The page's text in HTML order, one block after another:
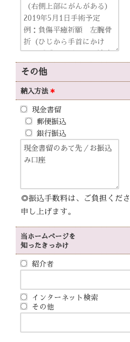
その他
納入方法 ＊
現金書留
郵便振込
銀行振込
◎振込手数料は、ご負担くだ
申し上げます。
当ホームページを
知ったきっかけ
紹介者
インターネット検索
その他